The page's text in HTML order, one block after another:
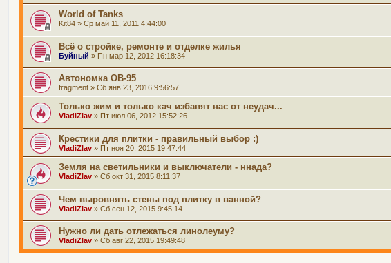
World of Tanks
Kit84 » Ср май 11, 2011 4:44:00
Всё о стройке, ремонте и отделке жилья
Буйный » Пн мар 12, 2012 16:18:34
Автономка ОВ-95
fragment » Сб янв 23, 2016 9:56:57
Только жим и только кач избавят нас от неудач...
VladiZlav » Пт июл 06, 2012 15:52:26
Крестики для плитки - правильный выбор :)
VladiZlav » Пт ноя 20, 2015 19:47:44
Земля на светильники и выключатели - ннада?
VladiZlav » Сб окт 31, 2015 8:11:37
Чем выровнять стены под плитку в ванной?
VladiZlav » Сб сен 12, 2015 9:45:14
Нужно ли дать отлежаться линолеуму?
VladiZlav » Сб авг 22, 2015 19:49:48